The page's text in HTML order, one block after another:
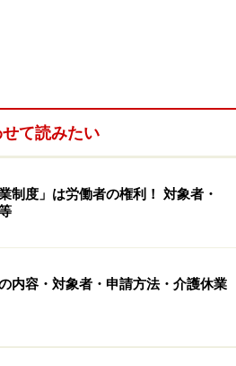
ダの仕組み
胃に到達するまでの解剖図です。
、これを理解すると介護の基本が
リックで拡大）
お話をしましょう。ちょっと難
しますので、右側の【図1】を
めてください。
話します。水色に塗られている
て読みたい
業制度」は労働者の権利！ 対象者・
内容・対象者・申請方法・介護休業